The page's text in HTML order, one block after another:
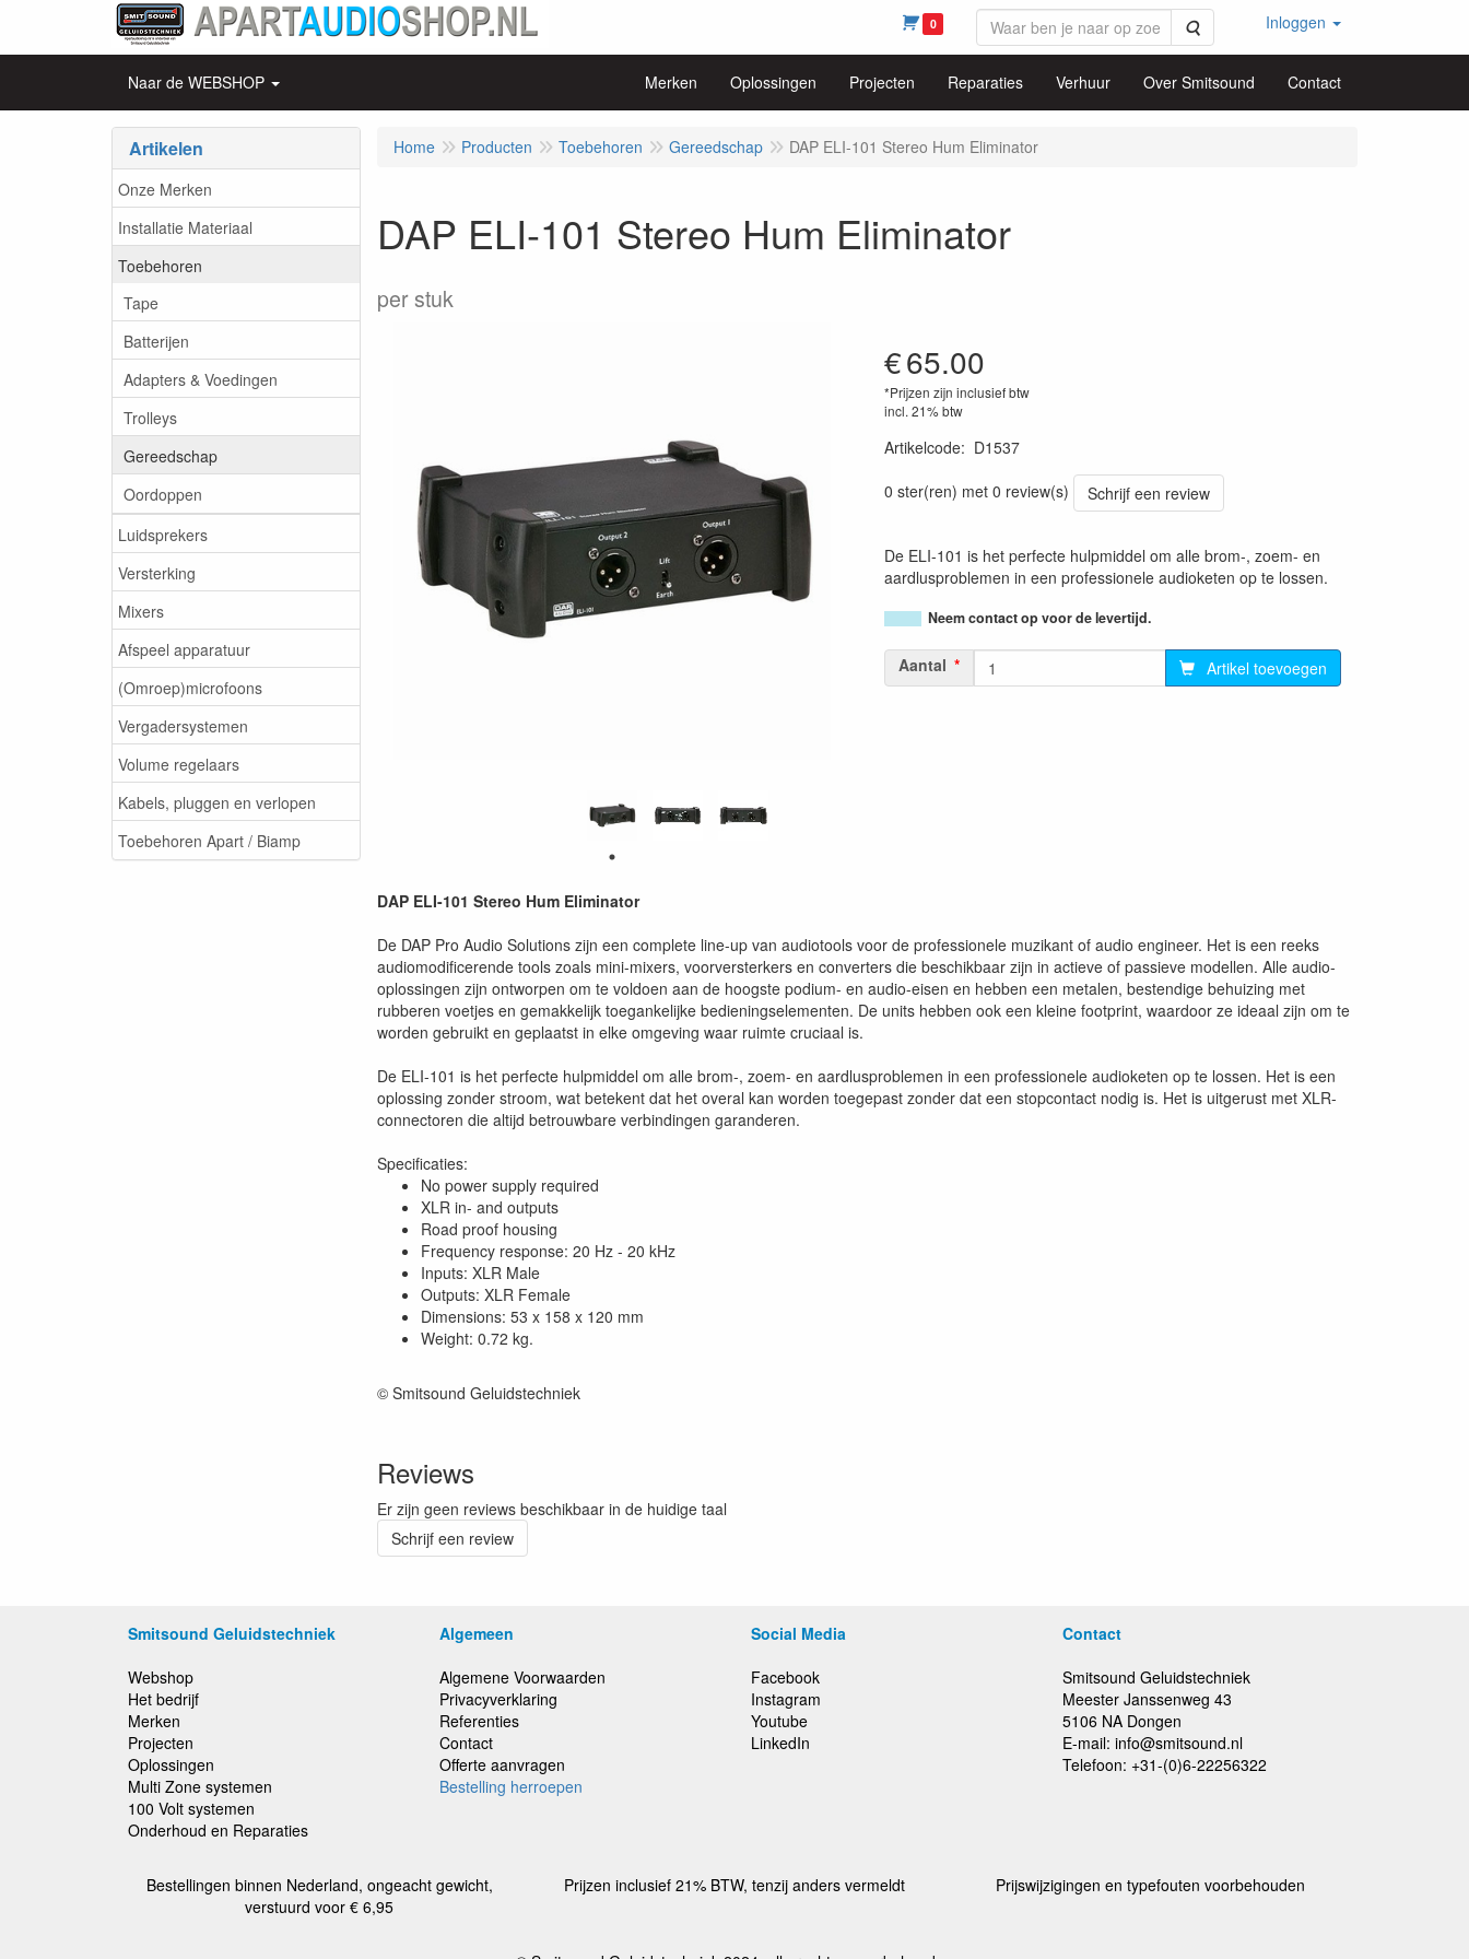
0 Zoeken Inloggen
Naar de WEBSHOP Merken Oplossingen Projecten Reparaties Verhuur Over Smitsound Contact
Artikelen
Onze Merken
Installatie Materiaal
Toebehoren
Tape
Batterijen
Adapters & Voedingen
Trolleys
Gereedschap
Oordoppen
Luidsprekers
Versterking
Mixers
Afspeel apparatuur
(Omroep)microfoons
Vergadersystemen
Volume regelaars
Kabels, pluggen en verlopen
Toebehoren Apart / Biamp
Home Producten Toebehoren Gereedschap DAP ELI-101 Stereo Hum Eliminator
DAP ELI-101 Stereo Hum Eliminator
per stuk
€65.00
*Prijzen zijn inclusief btw
incl. 21% btw
Artikelcode: D1537
0 ster(ren) met 0 review(s)
Schrijf een review
De ELI-101 is het perfecte hulpmiddel om alle brom-, zoem- en
aardlusproblemen in een professionele audioketen op te lossen.
Neem contact op voor de levertijd.
Aantal Artikel toevoegen
DAP ELI-101 Stereo Hum Eliminator
De DAP Pro Audio Solutions zijn een complete line-up van audiotools voor de professionele muzikant of audio engineer. Het is een reeks
audiomodificerende tools zoals mini-mixers, voorversterkers en converters die beschikbaar zijn in actieve of passieve modellen. Alle audio-
oplossingen zijn ontworpen om te voldoen aan de hoogste podium- en audio-eisen en hebben een metalen, bestendige behuizing met
rubberen voetjes en gemakkelijk toegankelijke bedieningselementen. De units hebben ook een kleine footprint, waardoor ze ideaal zijn om te
worden gebruikt en geplaatst in elke omgeving waar ruimte cruciaal is.
De ELI-101 is het perfecte hulpmiddel om alle brom-, zoem- en aardlusproblemen in een professionele audioketen op te lossen. Het is een
oplossing zonder stroom, wat betekent dat het overal kan worden toegepast zonder dat een stopcontact nodig is. Het is uitgerust met XLR-
connectoren die altijd betrouwbare verbindingen garanderen.
Specificaties:
No power supply required
XLR in- and outputs
Road proof housing
Frequency response: 20 Hz - 20 kHz
Inputs: XLR Male
Outputs: XLR Female
Dimensions: 53 x 158 x 120 mm
Weight: 0.72 kg.
© Smitsound Geluidstechniek
Reviews
Er zijn geen reviews beschikbaar in de huidige taal
Schrijf een review
Smitsound Geluidstechniek
Webshop
Het bedrijf
Merken
Projecten
Oplossingen
Multi Zone systemen
100 Volt systemen
Onderhoud en Reparaties
Algemeen
Algemene Voorwaarden
Privacyverklaring
Referenties
Contact
Offerte aanvragen
Bestelling herroepen
Social Media
Facebook
Instagram
Youtube
LinkedIn
Contact
Smitsound Geluidstechniek
Meester Janssenweg 43
5106 NA Dongen
E-mail: info@smitsound.nl
Telefoon: +31-(0)6-22256322
Bestellingen binnen Nederland, ongeacht gewicht,
verstuurd voor € 6,95
Prijzen inclusief 21% BTW, tenzij anders vermeldt Prijswijzigingen en typefouten voorbehouden